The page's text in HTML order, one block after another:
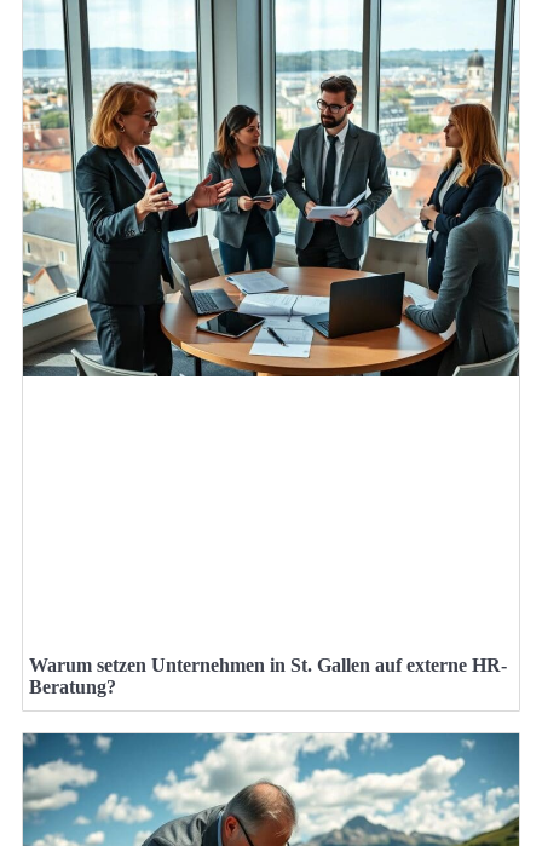
Warum setzen Unternehmen in St. Gallen auf externe HR-
Beratung?